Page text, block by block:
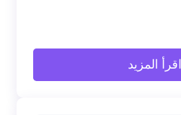
اقرأ المزيد